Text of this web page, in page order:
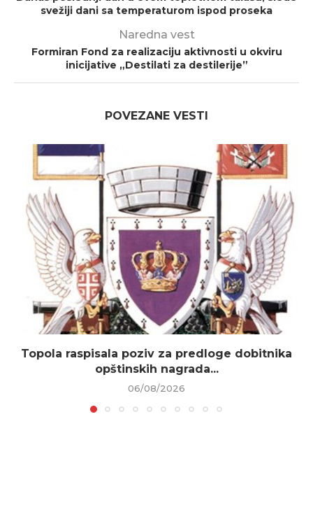
svežiji dani sa temperaturom ispod proseka
Naredna vest
Formiran Fond za realizaciju aktivnosti u okviru
inicijative „Destilati za destilerije”
POVEZANE VESTI
Topola raspisala poziv za predloge dobitnika
opštinskih nagrada...
06/08/2026